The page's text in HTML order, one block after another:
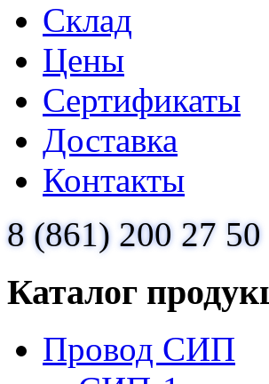
Склад
Цены
Сертификаты
Доставка
Контакты
8 (861) 200 27 50
Каталог
Провод СИП